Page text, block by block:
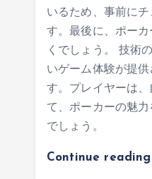
いるため、事前に
す。最後に、ポー
くでしょう。 技術
いゲーム体験が提
す。プレイヤーは
て、ポーカーの魅
でしょう。
Continue reading